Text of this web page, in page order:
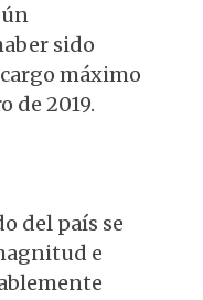
sido
máximo
de 2019.
del país se
e